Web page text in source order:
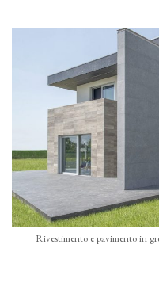
Rivestimento e pavimento in